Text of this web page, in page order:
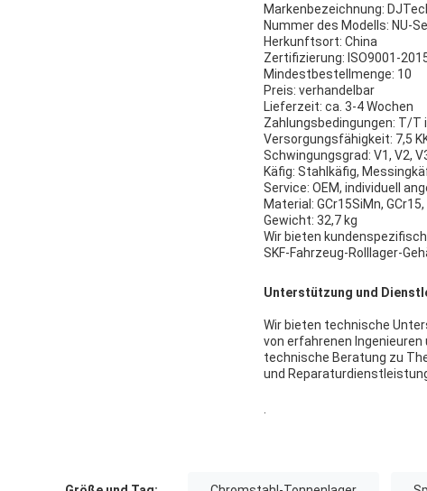
Markenbezeichnung: DJTech
Nummer des Modells: NU-
Herkunftsort: China
Zertifizierung: ISO9001-
Mindestbestellmenge: 10
Preis: verhandelbar
Lieferzeit: ca. 3-4 Wochen
Zahlungsbedingungen: T/T
Versorgungsfähigkeit: 7,5
Schwingungsgrad: V1, V2,
Käfig: Stahlkäfig,
Service: OEM, individuell
Material: GCr15SiMn,
Gewicht: 32,7 kg
Wir bieten
SKF-Fahrzeug-Rolllager-
Unterstützung und
Wir bieten technische
von erfahrenen Ingenieuren
technische Beratung zu
und